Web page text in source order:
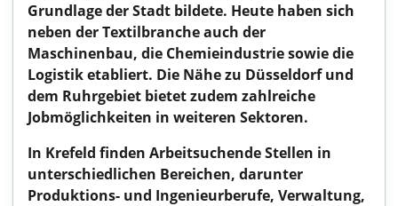
Grundlage der Stadt bildete. Heute haben sich
neben der Textilbranche auch der
Maschinenbau, die Chemieindustrie sowie die
Logistik etabliert. Die Nähe zu Düsseldorf und
dem Ruhrgebiet bietet zudem zahlreiche
Jobmöglichkeiten in weiteren Sektoren.
In Krefeld finden Arbeitsuchende Stellen in
unterschiedlichen Bereichen, darunter
Produktions- und Ingenieurberufe, Verwaltung,